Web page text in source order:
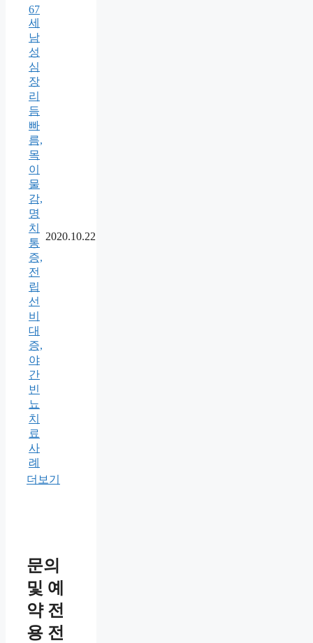
67
세
남
성
심
장
리
듬
빠
름,
목
이
물
감,
명
치
통
증,
전
립
선
비
대
증,
야
간
빈
뇨
치
료
사
례
2020.10.22
더보기
문의
및 예
약 전
용 전